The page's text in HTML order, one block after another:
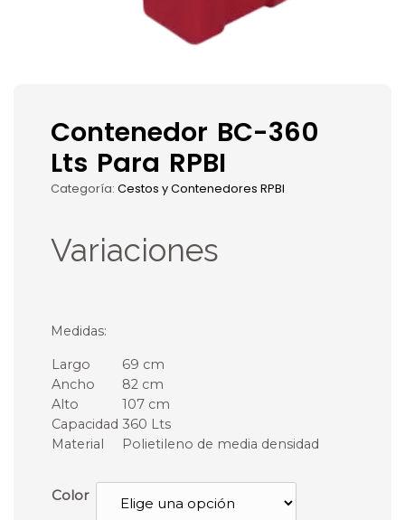
Contenedor BC-360
Lts Para RPBI
Categoría: Cestos y Contenedores RPBI
Variaciones
Medidas:
Largo
69 cm
Ancho
82 cm
Alto
107 cm
Capacidad 360 Lts
Material
Polietileno de media densidad
Color